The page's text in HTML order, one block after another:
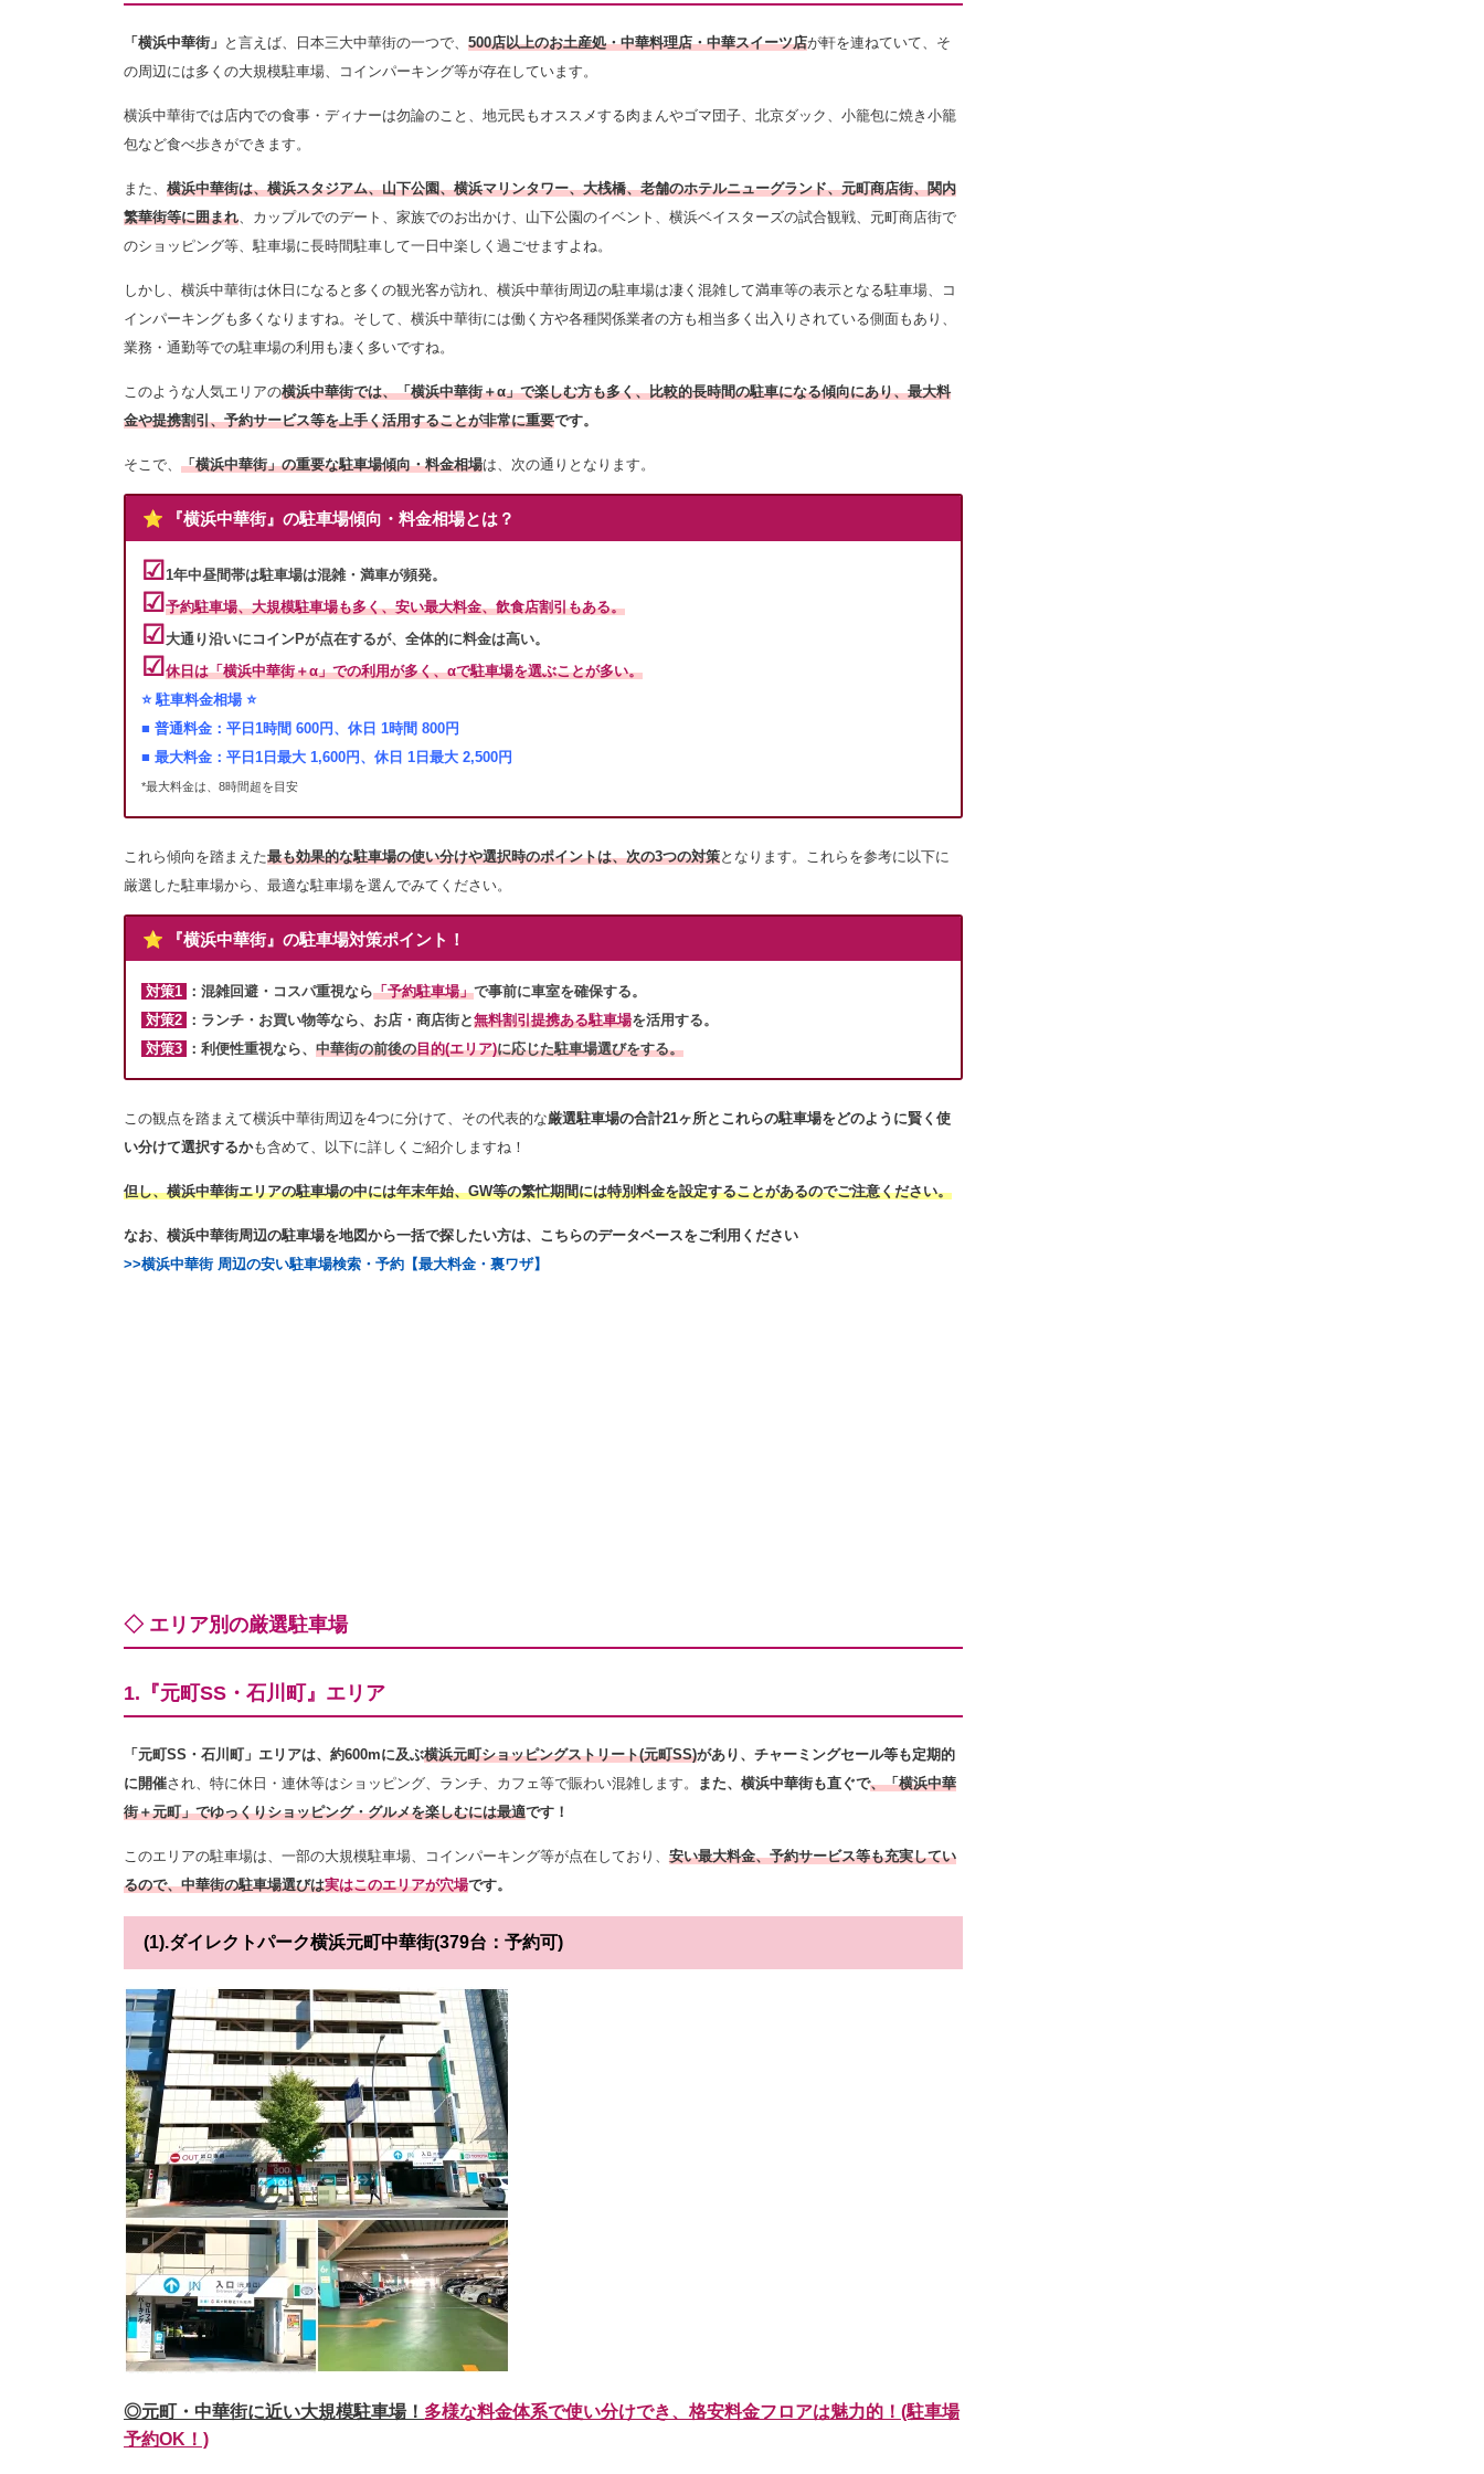
「横浜中華街」 と言えば、日本三大中華街の一つで、 500店以上のお土産処・中華料理店・中華スイーツ店が軒を連ねていて、そ
の周辺には多くの大規模駐車場、コインパーキング等が存在しています。
横浜中華街では店内での食事・ディナーは勿論のこと、地元民もオススメする肉まんやゴマ団子、北京ダック、小籠包に焼き小籠
包など食べ歩きができます。
また、 横浜中華街は、横浜スタジアム、山下公園、横浜マリンタワー、大桟橋、老舗のホテルニューグランド、元町商店街、関内
繁華街等に囲まれ、カップルでのデート、家族でのお出かけ、山下公園のイベント、横浜ベイスターズの試合観戦、元町商店街で
のショッピング等、駐車場に長時間駐車して一日中楽しく過ごせますよね。
しかし、横浜中華街は休日になると多くの観光客が訪れ、横浜中華街周辺の駐車場は凄く混雑して満車等の表示となる駐車場、コ
インパーキングも多くなりますね。そして、横浜中華街には働く方や各種関係業者の方も相当多く出入りされている側面もあり、
業務・通勤等での駐車場の利用も凄く多いですね。
このような人気エリアの横浜中華街では、「横浜中華街＋α」で楽しむ方も多く、比較的長時間の駐車になる傾向にあり、最大料
金や提携割引、予約サービス等を上手く活用することが非常に重要です。
そこで、 「横浜中華街」の重要な駐車場傾向・料金相場は、次の通りとなります。
⭐️ 『横浜中華街』の駐車場傾向・料金相場とは？
☑︎1年中昼間帯は駐車場は混雑・満車が頻発。
☑︎予約駐車場、大規模駐車場も多く、安い最大料金、飲食店割引もある。
☑︎大通り沿いにコインPが点在するが、全体的に料金は高い。
☑︎休日は「横浜中華街＋α」での利用が多く、αで駐車場を選ぶことが多い。
⭐️ 駐車料金相場 ⭐️
■ 普通料金：平日 1時間 600円、休日 1時間 800円
■ 最大料金：平日1日最大 1,600円、休日 1日最大 2,500円
*最大料金は、8時間超を目安
これら傾向を踏まえた最も効果的な駐車場の使い分けや選択時のポイントは、次の3つの対策となります。これらを参考に以下に
厳選した駐車場から、最適な駐車場を選んでみてください。
⭐️ 『横浜中華街』の駐車場対策ポイント！
対策1 ：混雑回避・コスパ重視なら「予約駐車場」で事前に車室を確保する。
対策2 ：ランチ・お買い物等なら、お店・商店街と無料割引提携ある駐車場を活用する。
対策3 ：利便性重視なら、 中華街の前後の目的(エリア)に応じた駐車場選びをする。
この観点を踏まえて横浜中華街周辺を4つに分けて、その代表的な厳選駐車場の合計21ヶ所とこれらの駐車場をどのように賢く使
い分けて選択するかも含めて、以下に詳しくご紹介しますね！
但し、横浜中華街エリアの駐車場の中には年末年始、GW等の繁忙期間には特別料金を設定することがあるのでご注意ください。
なお、横浜中華街周辺の駐車場を地図から一括で探したい方は、こちらのデータベースをご利用ください
>>横浜中華街 周辺の安い駐車場検索・予約【最大料金・裏ワザ】
◇ エリア別の厳選駐車場
1.『元町SS・石川町』エリア
「元町SS・石川町」エリアは、約600mに及ぶ横浜元町ショッピングストリート(元町SS)があり、チャーミングセール等も定期的
に開催され、特に休日・連休等はショッピング、ランチ、カフェ等で賑わい混雑します。 また、横浜中華街も直ぐで、「横浜中華
街＋元町」でゆっくりショッピング・グルメを楽しむには最適です！
このエリアの駐車場は、一部の大規模駐車場、コインパーキング等が点在しており、 安い最大料金、予約サービス等も充実してい
るので、中華街の駐車場選びは実はこのエリアが穴場です。
(1).ダイレクトパーク横浜元町中華街(379台：予約可)
◎元町・中華街に近い大規模駐車場！ 多様な料金体系で使い分けでき、格安料金フロアは魅力的！(駐車場
予約OK！)